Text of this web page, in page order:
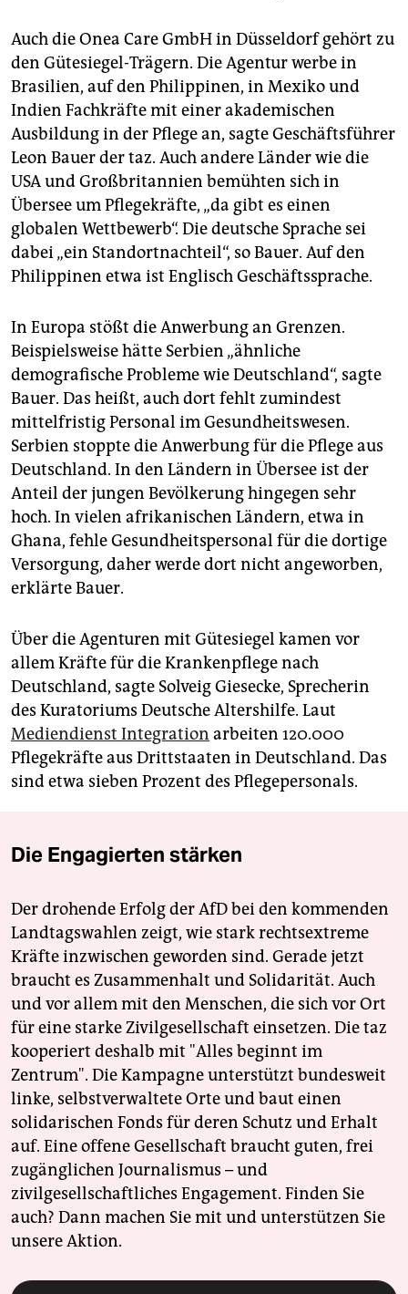
Auch die Onea Care GmbH in Düsseldorf gehört zu
den Gütesiegel-Trägern. Die Agentur werbe in
Brasilien, auf den Philippinen, in Mexiko und
Indien Fachkräfte mit einer akademischen
Ausbildung in der Pflege an, sagte Geschäftsführer
Leon Bauer der taz. Auch andere Länder wie die
USA und Großbritannien bemühten sich in
Übersee um Pflegekräfte, „da gibt es einen
globalen Wettbewerb“. Die deutsche Sprache sei
dabei „ein Standortnachteil“, so Bauer. Auf den
Philippinen etwa ist Englisch Geschäftssprache.
In Europa stößt die Anwerbung an Grenzen.
Beispielsweise hätte Serbien „ähnliche
demografische Probleme wie Deutschland“, sagte
Bauer. Das heißt, auch dort fehlt zumindest
mittelfristig Personal im Gesundheitswesen.
Serbien stoppte die Anwerbung für die Pflege aus
Deutschland. In den Ländern in Übersee ist der
Anteil der jungen Bevölkerung hingegen sehr
hoch. In vielen afrikanischen Ländern, etwa in
Ghana, fehle Gesundheitspersonal für die dortige
Versorgung, daher werde dort nicht angeworben,
erklärte Bauer.
Über die Agenturen mit Gütesiegel kamen vor
allem Kräfte für die Krankenpflege nach
Deutschland, sagte Solveig Giesecke, Sprecherin
des Kuratoriums Deutsche Altershilfe. Laut
Mediendienst Integration arbeiten 120.000
Pflegekräfte aus Drittstaaten in Deutschland. Das
sind etwa sieben Prozent des Pflegepersonals.
Die Engagierten stärken
Der drohende Erfolg der AfD bei den kommenden
Landtagswahlen zeigt, wie stark rechtsextreme
Kräfte inzwischen geworden sind. Gerade jetzt
braucht es Zusammenhalt und Solidarität. Auch
und vor allem mit den Menschen, die sich vor Ort
für eine starke Zivilgesellschaft einsetzen. Die taz
kooperiert deshalb mit "Alles beginnt im
Zentrum". Die Kampagne unterstützt bundesweit
linke, selbstverwaltete Orte und baut einen
solidarischen Fonds für deren Schutz und Erhalt
auf. Eine offene Gesellschaft braucht guten, frei
zugänglichen Journalismus – und
zivilgesellschaftliches Engagement. Finden Sie
auch? Dann machen Sie mit und unterstützen Sie
unsere Aktion.